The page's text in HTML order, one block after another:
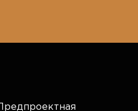
Предпроектная